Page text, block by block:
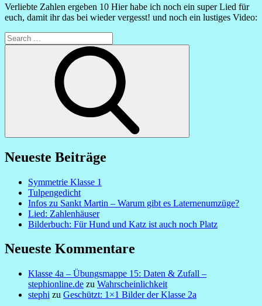
Verliebte Zahlen ergeben 10 Hier habe ich noch ein super Lied für
euch, damit ihr das bei wieder vergesst! und noch ein lustiges Video:
Search
for:
Neueste Beiträge
Symmetrie Klasse 1
Tulpengedicht
Infos zu Sankt Martin – Warum gibt es Laternenumzüge?
Lied: Zahlenhäuser
Bilderbuch: Für Hund und Katz ist auch noch Platz
Neueste Kommentare
Klasse 4a – Übungsmappe 15: Daten & Zufall –
stephionline.de zu Wahrscheinlichkeit
stephi zu Geschützt: 1×1 Bilder der Klasse 2a